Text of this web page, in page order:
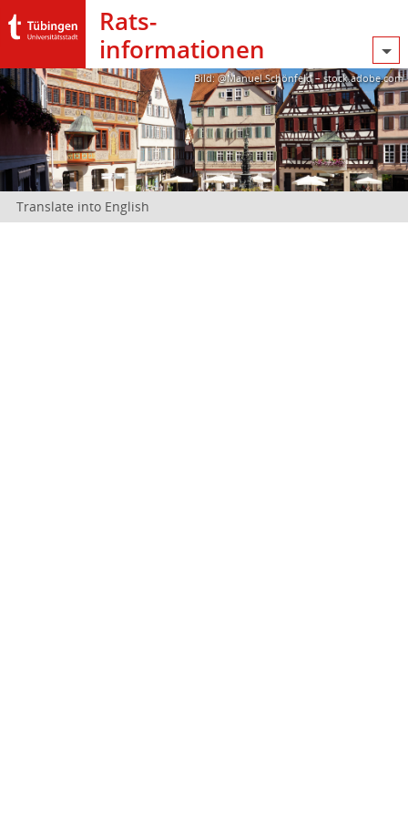
Rats­
informationen
Bild: @Manuel Schönfeld – stock.adobe.com
Translate into English